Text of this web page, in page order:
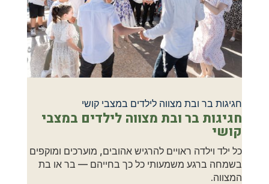
חגיגות בר ובת מצווה לילדים במצבי קושי
חגיגות בר ובת מצווה לילדים במצבי
קושי
כל ילד וילדה ראויים להרגיש אהובים, מוערכים ומוקפים
בשמחה ברגע משמעותי כל כך בחייהם — בר או בת
המצווה.